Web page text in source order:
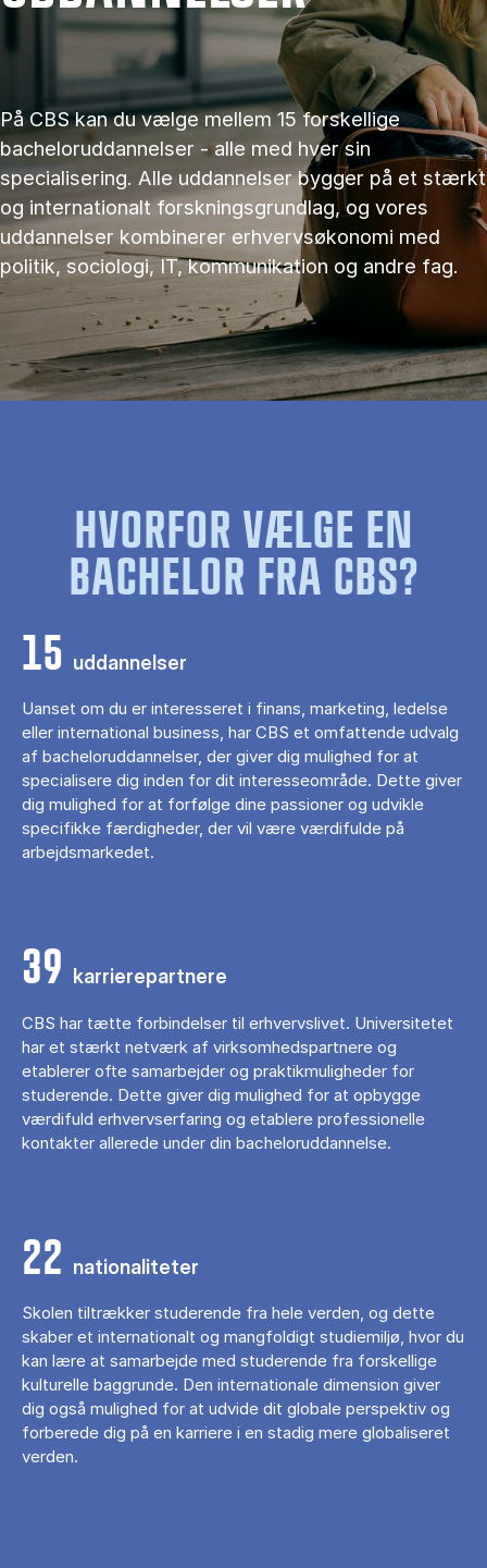
På CBS kan du vælge mellem 15 forskellige
bacheloruddannelser - alle med hver sin
specialisering. Alle uddannelser bygger på et stærkt
og internationalt forskningsgrundlag, og vores
uddannelser kombinerer erhvervsøkonomi med
politik, sociologi, IT, kommunikation og andre fag.
HVORFOR VÆLGE EN
BACHELOR FRA CBS?
15 uddannelser
Uanset om du er interesseret i finans, marketing, ledelse
eller international business, har CBS et omfattende udvalg
af bacheloruddannelser, der giver dig mulighed for at
specialisere dig inden for dit interesseområde. Dette giver
dig mulighed for at forfølge dine passioner og udvikle
specifikke færdigheder, der vil være værdifulde på
arbejdsmarkedet.
39 karrierepartnere
CBS har tætte forbindelser til erhvervslivet. Universitetet
har et stærkt netværk af virksomhedspartnere og
etablerer ofte samarbejder og praktikmuligheder for
studerende. Dette giver dig mulighed for at opbygge
værdifuld erhvervserfaring og etablere professionelle
kontakter allerede under din bacheloruddannelse.
22 nationaliteter
Skolen tiltrækker studerende fra hele verden, og dette
skaber et internationalt og mangfoldigt studiemiljø, hvor du
kan lære at samarbejde med studerende fra forskellige
kulturelle baggrunde. Den internationale dimension giver
dig også mulighed for at udvide dit globale perspektiv og
forberede dig på en karriere i en stadig mere globaliseret
verden.